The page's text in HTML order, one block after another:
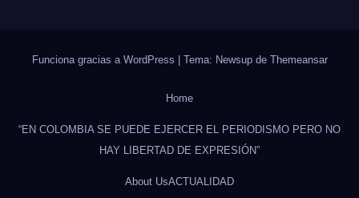
Funciona gracias a WordPress | Tema: Newsup de Themeansar
Home
“EN COLOMBIA SE PUEDE EJERCER EL PERIODISMO PERO NO
HAY LIBERTAD DE EXPRESIÓN”
About UsACTUALIDAD